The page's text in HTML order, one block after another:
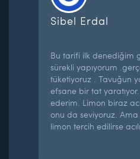
Sibel Erdal
Bu tarifi ilk denediğim
sürekli yapıyorum
tüketiyoruz . Tavuğun
efsane bir tat
ederim. Limon biraz
onu da seviyoruz.
limon tercih edilirse